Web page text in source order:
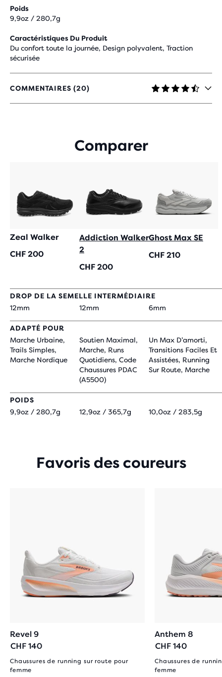
Poids
9,9oz / 280,7g
Caractéristiques Du Produit
Du confort toute la journée, Design polyvalent, Traction
sécurisée
COMMENTAIRES (20)
4.4
SUR
Comparer
Zeal Walker
CHF 200
Addiction Walker
2
CHF 200
Ghost Max SE
CHF 210
DROP DE LA SEMELLE INTERMÉDIAIRE
12mm
12mm 6mm
ADAPTÉ POUR
Marche Urbaine,
Trails Simples,
Marche Nordique
Soutien Maximal,
Marche, Runs
Quotidiens, Code
Chaussures PDAC
(A5500)
Un Max D’amorti,
Transitions Faciles Et
Assistées, Running
Sur Route, Marche
POIDS
9,9oz / 280,7g
12,9oz / 365,7g 10,0oz / 283,5g
Favoris des coureurs
Revel 9
CHF 140
Chaussures de running sur route pour
femme
Anthem 8
CHF 140
Chaussures de
femme